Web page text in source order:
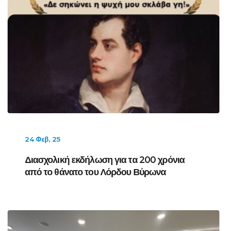
24 Φεβ, 25
Διασχολική εκδήλωση για τα 200 χρόνια
από το θάνατο του Λόρδου Βύρωνα